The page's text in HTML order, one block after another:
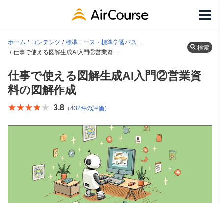
ホーム コンテンツ
標準コース・標準学習パス一覧
仕事で使える図解生成AI入門②営業資料の図解作成
検索
仕事で使える図解生成AI入門②営業資
料の図解作成
★★★★★
★★★★★ 3.8 （432件の評価）